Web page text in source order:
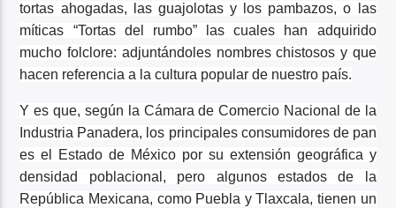
tortas ahogadas, las guajolotas y los pambazos, o las
míticas “Tortas del rumbo” las cuales han adquirido
mucho folclore: adjuntándoles nombres chistosos y que
hacen referencia a la cultura popular de nuestro país.
Y es que, según la Cámara de Comercio Nacional de la
Industria Panadera, los principales consumidores de pan
es el Estado de México por su extensión geográfica y
densidad poblacional, pero algunos estados de la
República Mexicana, como Puebla y Tlaxcala, tienen un